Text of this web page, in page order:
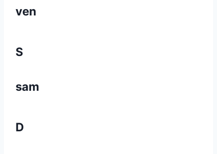
ven
S
sam
D